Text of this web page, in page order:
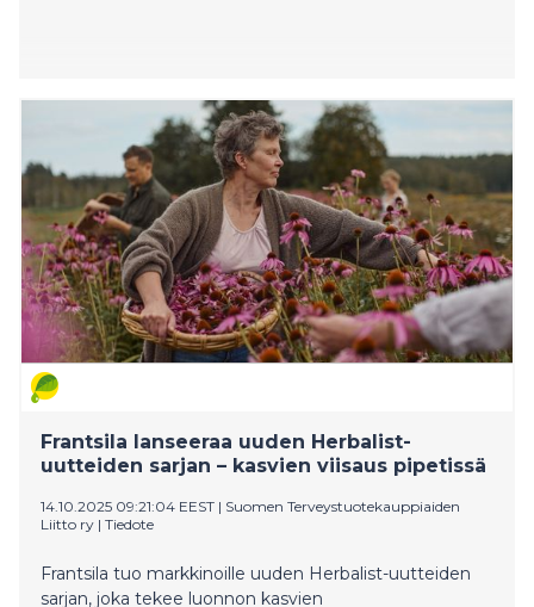
Frantsila lanseeraa uuden Herbalist-
uutteiden sarjan – kasvien viisaus pipetissä
14.10.2025 09:21:04 EEST | Suomen Terveystuotekauppiaiden
Liitto ry | Tiedote
Frantsila tuo markkinoille uuden Herbalist-uutteiden
sarjan, joka tekee luonnon kasvien